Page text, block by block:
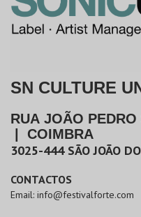
SN CULTURE
RUA JOÃO
COIMBRA
3025-444 SÃO JOÃO
CONTACTOS
Email: info@festivalforte.com